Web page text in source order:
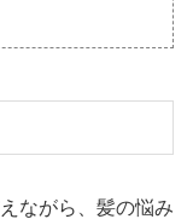
ながら、髪の悩み